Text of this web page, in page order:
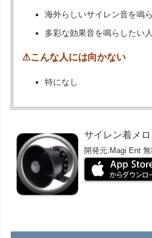
海外らしいサイレン音を鳴
多彩な効果音を鳴らしたい人
⚠こんな人には向かない
特になし
サイレン着メロ
開発元: Magi Ent